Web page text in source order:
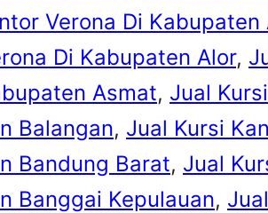
Verona Di Kabupaten
Di Kabupaten Alor,
Asmat, Jual
Balangan, Jual Kursi
Bandung Barat, Jual
Banggai Kepulauan,